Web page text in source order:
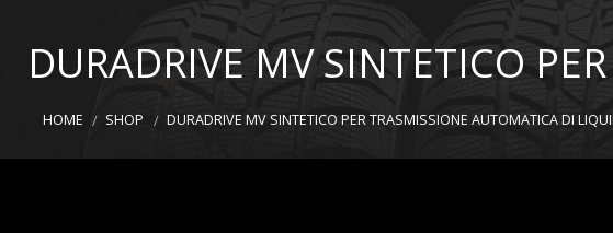
DURADRIVE MV SINTETICO
HOME SHOP DURADRIVE MV SINTETICO PER TRASMISSIONE AUTOMATICA DI